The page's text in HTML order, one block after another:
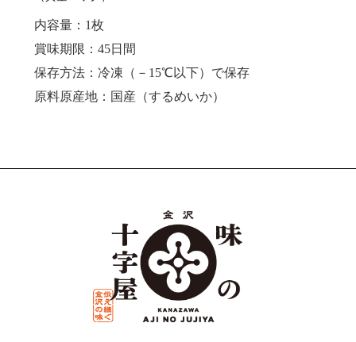
内容量：1枚
賞味期限：45日間
保存方法：冷凍（－15℃以下）で保存
原料原産地：国産（するめいか）